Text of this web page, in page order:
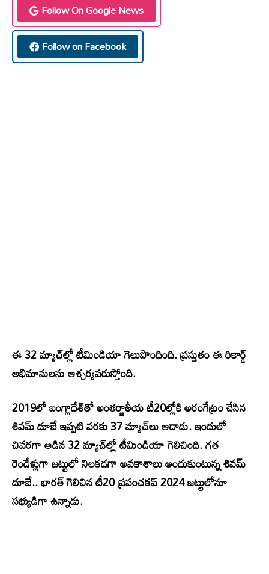
Follow On Google News
Follow on Facebook
ఈ 32 మ్యాచ్‌ల్లో టీమిండియా గెలుపొందింది. ప్రస్తుతం ఈ రికార్డ్
అభిమానులను ఆశ్చర్యపరుస్తోంది.
2019లో బంగ్లాదేశ్‌తో అంతర్జాతీయ టీ20ల్లోకి అరంగేట్రం చేసిన
శివమ్ దూబే ఇప్పటి వరకు 37 మ్యాచ్‌లు ఆడాడు. ఇందులో
చివరగా ఆడిన 32 మ్యాచ్‌ల్లో టీమిండియా గెలిచింది. గత
రెండేళ్లుగా జట్టులో నిలకడగా అవకాశాలు అందుకుంటున్న శివమ్
దూబే.. భారత్ గెలిచిన టీ20 ప్రపంచకప్ 2024 జట్టులోనూ
సభ్యుడిగా ఉన్నాడు.